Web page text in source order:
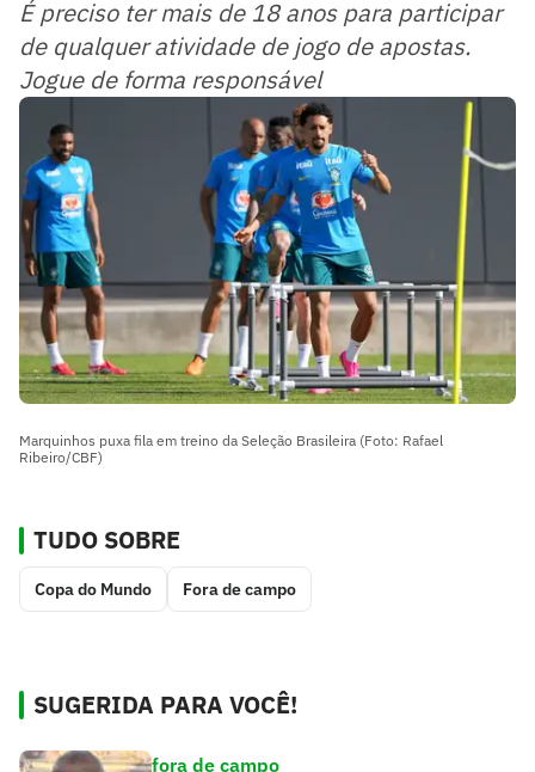
É preciso ter mais de 18 anos para participar
de qualquer atividade de jogo de apostas.
Jogue de forma responsável
Marquinhos puxa fila em treino da Seleção Brasileira (Foto: Rafael
Ribeiro/CBF)
TUDO SOBRE
Copa do Mundo Fora de campo
SUGERIDA PARA VOCÊ!
fora de campo